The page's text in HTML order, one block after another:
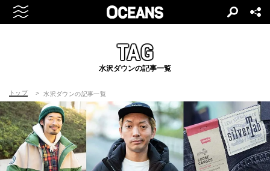
TAG
水沢ダウンの記事一覧
トップ 水沢ダウンの記事一覧